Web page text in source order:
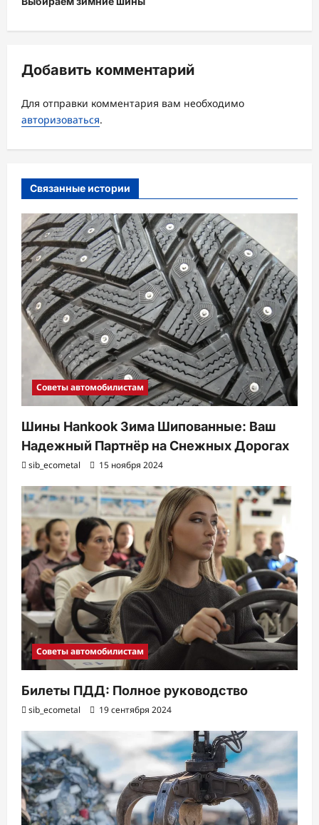
г
а
и
з
и
с
и
Добавить комментарий
Для отправки комментария вам необходимо
авторизоваться.
Связанные истории
Советы автомобилистам
Шины Hankook Зима Шипованные: Ваш
Надежный Партнёр на Снежных Дорогах
sib_ecometal 15 ноября 2024
Советы автомобилистам
Билеты ПДД: Полное руководство
sib_ecometal 19 сентября 2024